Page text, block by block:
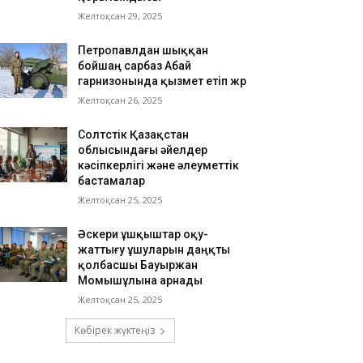
Желтоқсан 29, 2025
Петропавлдан шыққан
бойшаң сарбаз Абай
гарнизонында қызмет етіп жүр
Желтоқсан 26, 2025
Солтүстік Қазақстан
облысындағы әйелдер
кәсіпкерлігі және әлеуметтік
бастамалар
Желтоқсан 25, 2025
Әскери ұшқыштар оқу-
жаттығу ұшуларын даңқты
қолбасшы Бауыржан
Момышұлына арнады
Желтоқсан 25, 2025
Көбірек жүктеңіз